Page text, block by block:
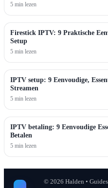
5 min lezen
Firestick IPTV: 9 Praktische
Setup
5 min lezen
IPTV setup: 9 Eenvoudige,
Streamen
5 min lezen
IPTV betaling: 9 Eenvoudige
Betalen
5 min lezen
© 2026 Halden •